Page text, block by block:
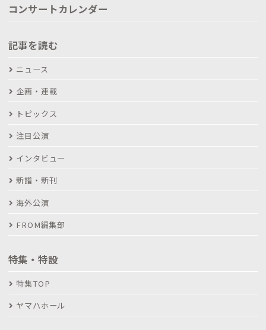
コンサートカレンダー
記事を読む
ニュース
企画・連載
トピックス
注目公演
インタビュー
新譜・新刊
海外公演
FROM編集部
特集・特設
特集TOP
ヤマハホール